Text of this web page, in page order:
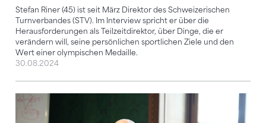
Stefan Riner (45) ist seit März Direktor des Schweizerischen
Turnverbandes (STV). Im Interview spricht er über die
Herausforderungen als Teilzeitdirektor, über Dinge, die er
verändern will, seine persönlichen sportlichen Ziele und den
Wert einer olympischen Medaille.
30.08.2024
«Wir müssen flexibler und agiler werden»